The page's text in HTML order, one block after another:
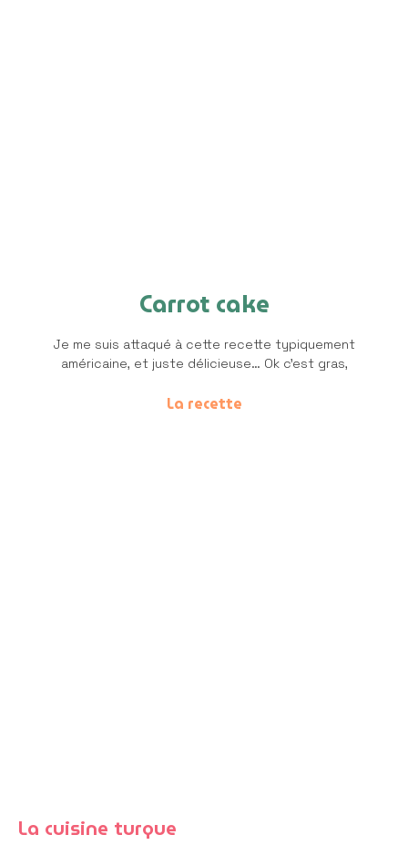
Carrot cake
Je me suis attaqué à cette recette typiquement
américaine, et juste délicieuse… Ok c’est gras,
La recette
La cuisine turque